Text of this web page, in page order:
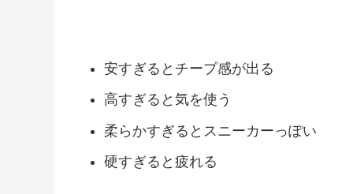
安すぎるとチープ感が出る
高すぎると気を使う
柔らかすぎるとスニーカーっぽい
硬すぎると疲れる